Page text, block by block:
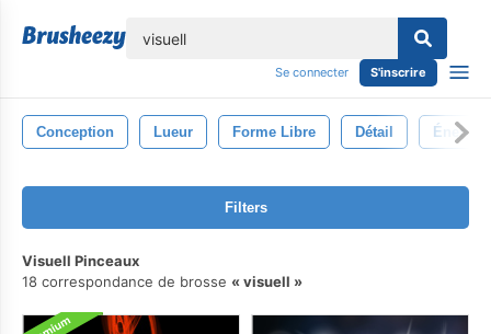
Se connecter S'inscrire
Conception Lueur Forme Libre Détail Énergie
Filters
Visuell Pinceaux
18 correspondance de brosse
visuell